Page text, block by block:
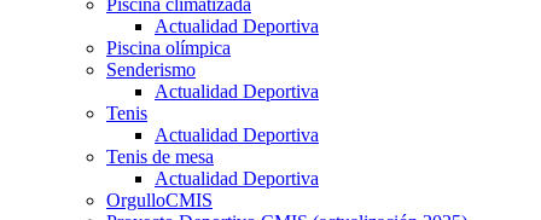
Actualidad Deportiva
Piscina olímpica
Senderismo
Actualidad Deportiva
Tenis
Actualidad Deportiva
Tenis de mesa
Actualidad Deportiva
OrgulloCMIS